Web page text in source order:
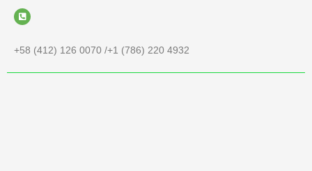
+58 (412) 126 0070 /+1 (786) 220 4932